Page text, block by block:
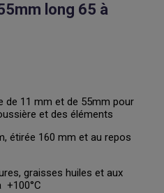
long 65 à
de 11 mm et de 55mm pour
et des éléments
étirée 160 mm et au repos
graisses huiles et aux
+100°C